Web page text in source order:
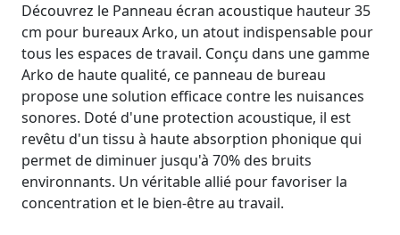
Découvrez le Panneau écran acoustique hauteur 35
cm pour bureaux Arko, un atout indispensable pour
tous les espaces de travail. Conçu dans une gamme
Arko de haute qualité, ce panneau de bureau
propose une solution efficace contre les nuisances
sonores. Doté d'une protection acoustique, il est
revêtu d'un tissu à haute absorption phonique qui
permet de diminuer jusqu'à 70% des bruits
environnants. Un véritable allié pour favoriser la
concentration et le bien-être au travail.